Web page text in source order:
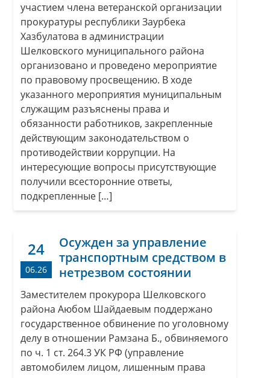
участием члена ветеранской организации
прокуратуры республики Заурбека
Хазбулатова в администрации
Шелковского муниципального района
организовано и проведено мероприятие
по правовому просвещению. В ходе
указанного мероприятия муниципальным
служащим разъяснены права и
обязанности работников, закрепленные
действующим законодательством о
противодействии коррупции. На
интересующие вопросы присутствующие
получили всесторонние ответы,
подкрепленные […]
24
06.26
Осужден за управление
транспортным средством в
нетрезвом состоянии
Заместителем прокурора Шелковского
района Аюбом Шайдаевым поддержано
государственное обвинение по уголовному
делу в отношении Рамзана Б., обвиняемого
по ч. 1 ст. 264.3 УК РФ (управление
автомобилем лицом, лишенным права